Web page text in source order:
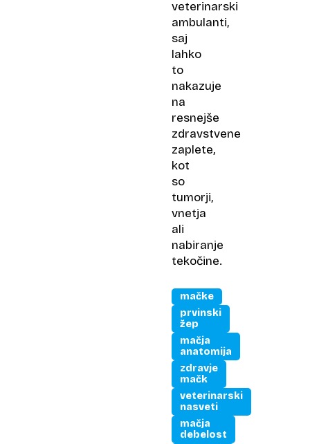
veterinarski
ambulanti,
saj
lahko
to
nakazuje
na
resnejše
zdravstvene
zaplete,
kot
so
tumorji,
vnetja
ali
nabiranje
tekočine.
mačke
prvinski
žep
mačja
anatomija
zdravje
mačk
veterinarski
nasveti
mačja
debelost